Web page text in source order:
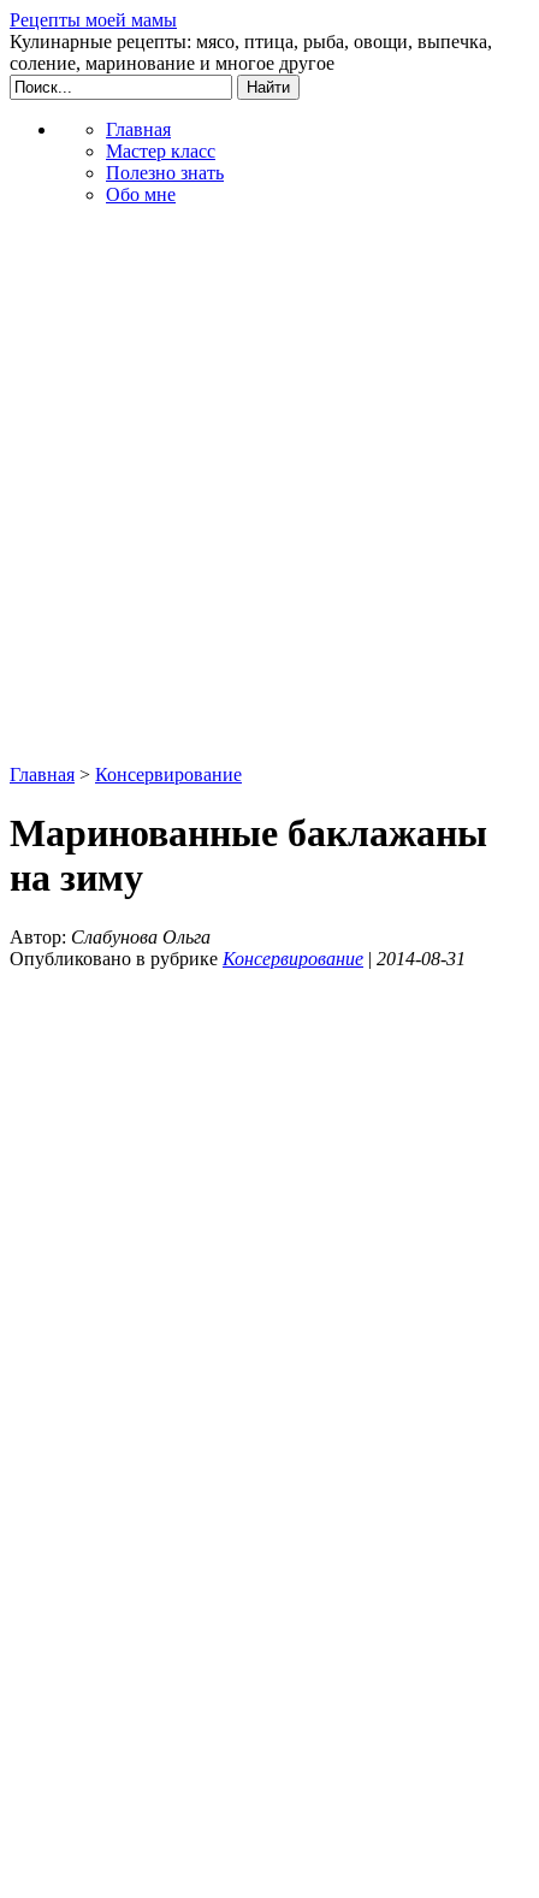
Рецепты моей мамы
Кулинарные рецепты: мясо, птица, рыба, овощи, выпечка,
соление, маринование и многое другое
Главная
Мастер класс
Полезно знать
Обо мне
Главная > Консервирование
Маринованные баклажаны
на зиму
Автор: Слабунова Ольга
Опубликовано в рубрике Консервирование | 2014-08-31